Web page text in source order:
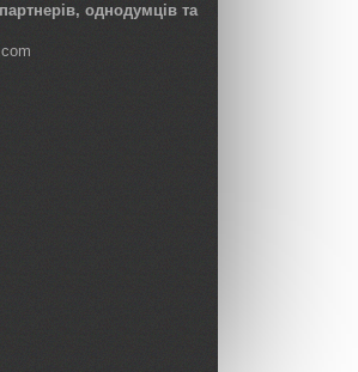
однодумців та